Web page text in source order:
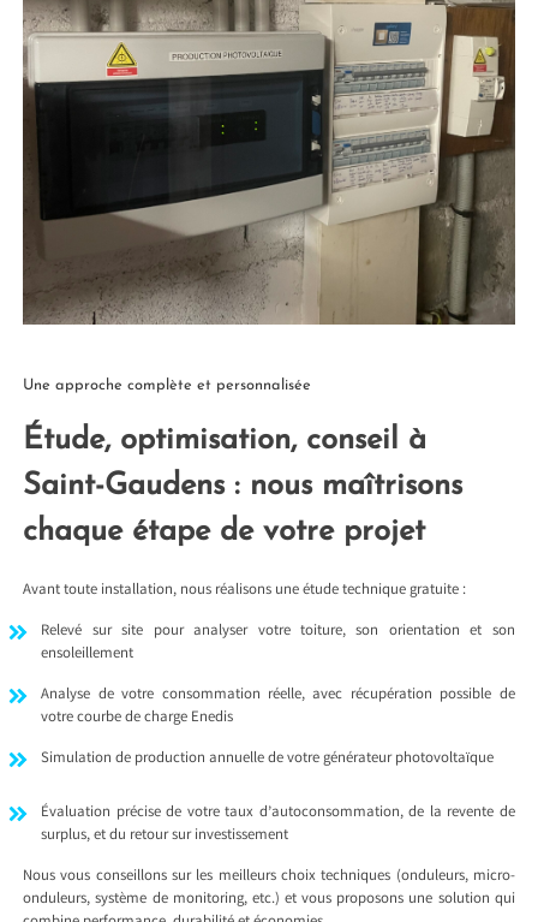
Une approche complète et personnalisée
Étude, optimisation, conseil à
Saint-Gaudens : nous maîtrisons
chaque étape de votre projet
Avant toute installation, nous réalisons une étude technique gratuite :
Relevé sur site pour analyser votre toiture, son orientation et son
ensoleillement
Analyse de votre consommation réelle, avec récupération possible de
votre courbe de charge Enedis
Simulation de production annuelle de votre générateur photovoltaïque
Évaluation précise de votre taux d’autoconsommation, de la revente de
surplus, et du retour sur investissement
Nous vous conseillons sur les meilleurs choix techniques (onduleurs, micro-
onduleurs, système de monitoring, etc.) et vous proposons une solution qui